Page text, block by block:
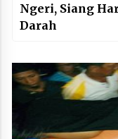
Ngeri, Siang
Darah